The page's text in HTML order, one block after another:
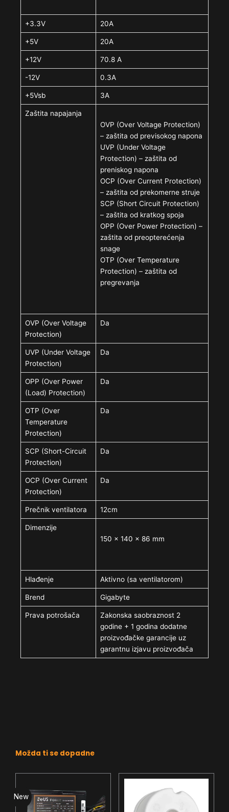
+3.3V 20A
+5V 20A
+12V 70.8 A
-12V 0.3A
+5Vsb 3A
Zaštita napajanja
OVP (Over Voltage Protection)
– zaštita od previsokog napona
UVP (Under Voltage
Protection) – zaštita od
preniskog napona
OCP (Over Current Protection)
– zaštita od prekomerne struje
SCP (Short Circuit Protection)
– zaštita od kratkog spoja
OPP (Over Power Protection) –
zaštita od preopterećenja
snage
OTP (Over Temperature
Protection) – zaštita od
pregrevanja
OVP (Over Voltage
Protection)
Da
UVP (Under Voltage
Protection)
Da
OPP (Over Power
(Load) Protection)
Da
OTP (Over
Temperature
Protection)
Da
SCP (Short-Circuit
Protection)
Da
OCP (Over Current
Protection)
Da
Prečnik ventilatora 12cm
Dimenzije
150 x 140 x 86 mm
Hlađenje Aktivno (sa ventilatorom)
Brend Gigabyte
Prava potrošača
Zakonska saobraznost 2
godine + 1 godina dodatne
proizvođačke garancije uz
garantnu izjavu proizvođača
Možda ti se dopadne
New